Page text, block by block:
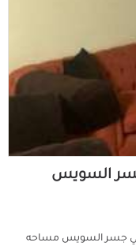
كاش بجسر السويس
روكسي جسر السويس مساحه